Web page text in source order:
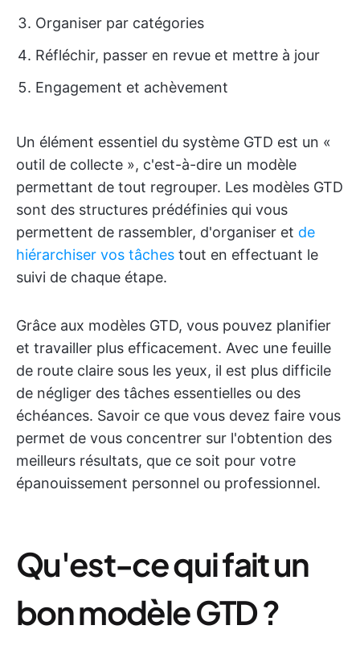
Organiser par catégories
Réfléchir, passer en revue et mettre à jour
Engagement et achèvement
Un élément essentiel du système GTD est un «
outil de collecte », c'est-à-dire un modèle
permettant de tout regrouper. Les modèles GTD
sont des structures prédéfinies qui vous
permettent de rassembler, d'organiser et de
hiérarchiser vos tâches tout en effectuant le
suivi de chaque étape.
Grâce aux modèles GTD, vous pouvez planifier
et travailler plus efficacement. Avec une feuille
de route claire sous les yeux, il est plus difficile
de négliger des tâches essentielles ou des
échéances. Savoir ce que vous devez faire vous
permet de vous concentrer sur l'obtention des
meilleurs résultats, que ce soit pour votre
épanouissement personnel ou professionnel.
Qu'est-ce qui fait un
bon modèle GTD ?